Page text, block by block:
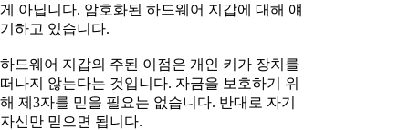
게 아닙니다. 암호화된 하드웨어 지갑에 대해 얘
기하고 있습니다.
하드웨어 지갑의 주된 이점은 개인 키가 장치를
떠나지 않는다는 것입니다. 자금을 보호하기 위
해 제3자를 믿을 필요는 없습니다. 반대로 자기
자신만 믿으면 됩니다.